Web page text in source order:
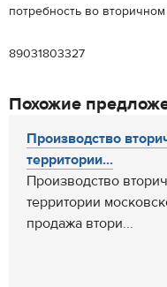
потребность во
89031803327
Похожие
Производство
территории...
Производство
территории
продажа втори...